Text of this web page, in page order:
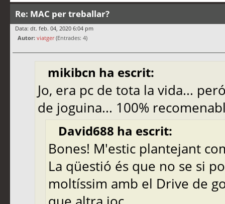
Re: MAC per treballar?
Data: dt. feb. 04, 2020 6:04 pm
Autor: viatger(Entrades: 4)
mikibcn ha escrit:
Jo, era pc de tota la vida...
de joguina... 100%
David688 ha escrit:
Bones! M'estic plantejant
La qüestió és que no se si
moltíssim amb el Drive de